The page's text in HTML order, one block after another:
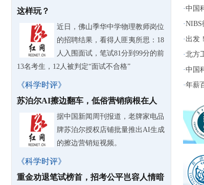
这样玩？
近日，佛山季华中学物理教师岗位
的招聘结果，看得人匪夷所思：18
人入围面试，笔试81分到99分的前
13名考生，12人被判定“面试不合格”
《科学时评》
苏泊尔AI擦边翻车，低俗营销病根在人
据中国新闻周刊报道，老牌家电品
牌苏泊尔授权店铺批量推出AI生成
的擦边营销短视频。
《科学时评》
重金劝退笔试榜首，招考公平岂容人情暗
·中国
·NIBS
· 出发
·北方
·中国
·年薪